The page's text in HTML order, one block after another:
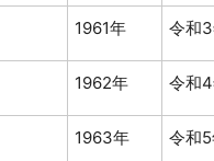
1961年 令和
1962年 令和
1963年 令和